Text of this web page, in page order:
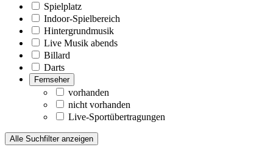
Spielplatz
Indoor-Spielbereich
Hintergrundmusik
Live Musik abends
Billard
Darts
Fernseher
vorhanden
nicht vorhanden
Live-Sportübertragungen
Alle Suchfilter anzeigen